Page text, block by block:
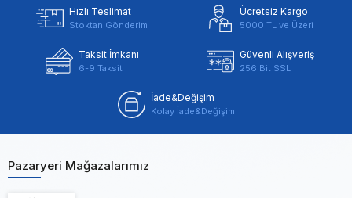
Hızlı Teslimat
Stoktan Gönderim
Ücretsiz Kargo
5000 TL ve Üzeri
Taksit İmkanı
6-9 Taksit
Güvenli Alışveriş
256 Bit SSL
İade&Değişim
Kolay İade&Değişim
Pazaryeri Mağazalarımız